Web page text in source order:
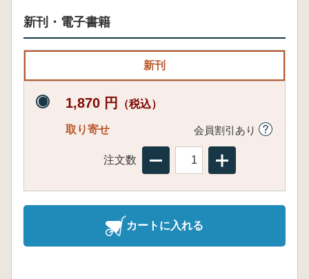
新刊・電子書籍
新刊
1,870 円 （税込）
取り寄せ 会員割引あり
注文数
カートに入れる